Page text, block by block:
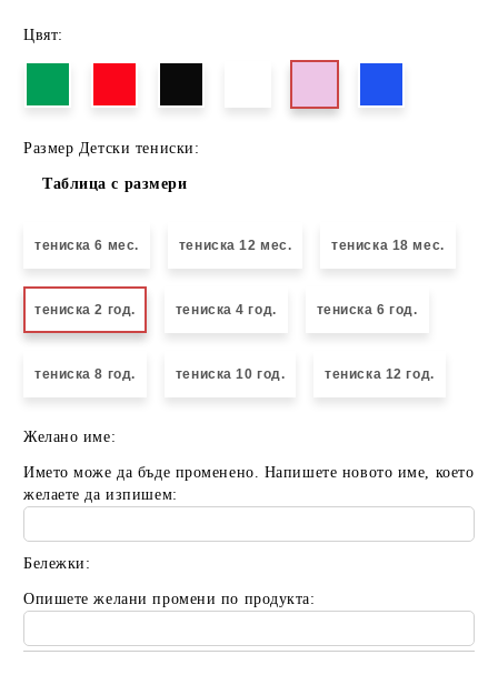
Цвят:
Размер Детски тениски:
Таблица с размери
тениска 6 мес. тениска 12 мес. тениска 18 мес.
тениска 2 год. тениска 4 год. тениска 6 год.
тениска 8 год. тениска 10 год. тениска 12 год.
Желано име:
Името може да бъде променено. Напишете новото име, което
желаете да изпишем:
Бележки:
Опишете желани промени по продукта: